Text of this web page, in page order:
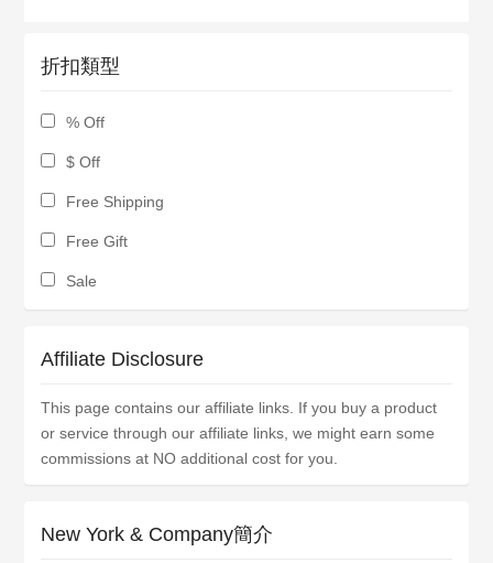
折扣類型
% Off
$ Off
Free Shipping
Free Gift
Sale
Affiliate Disclosure
This page contains our affiliate links. If you buy a product
or service through our affiliate links, we might earn some
commissions at NO additional cost for you.
New York & Company簡介